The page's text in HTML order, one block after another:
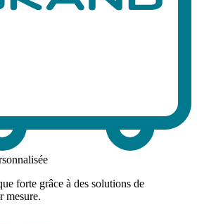
forte grâce à des solutions de
mesure.